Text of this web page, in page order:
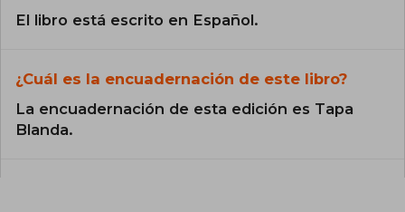
El libro está escrito en Español.
¿Cuál es la encuadernación de este libro?
La encuadernación de esta edición es Tapa
Blanda.